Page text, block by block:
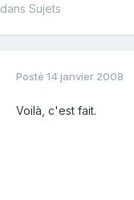
dans Sujets
Posté 14 janvier 2008
Voilà, c'est fait.